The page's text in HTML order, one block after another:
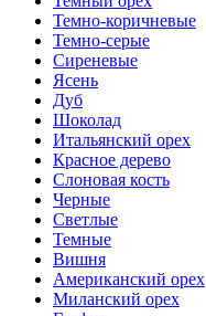
Темно-коричневые
Темно-серые
Сиреневые
Ясень
Дуб
Шоколад
Итальянский орех
Красное дерево
Слоновая кость
Черные
Светлые
Темные
Вишня
Американский орех
Миланский орех